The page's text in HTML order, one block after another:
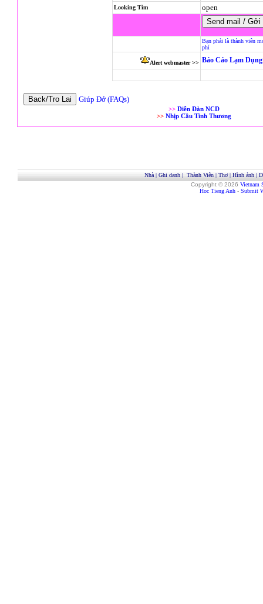
Looking Tìm open
Bạn phải là thành viên
phí
Alert webmaster >> Báo Cáo Lạm
Giúp Đở (FAQs)
>> Diễn Đàn NCD
>> Nhịp Cầu Tình Thương
Nhà| Ghi danh| Thành Viên| Thơ| Hình ảnh|
Copyright © 2026 Vietnam
Hoc Tieng Anh - Submit